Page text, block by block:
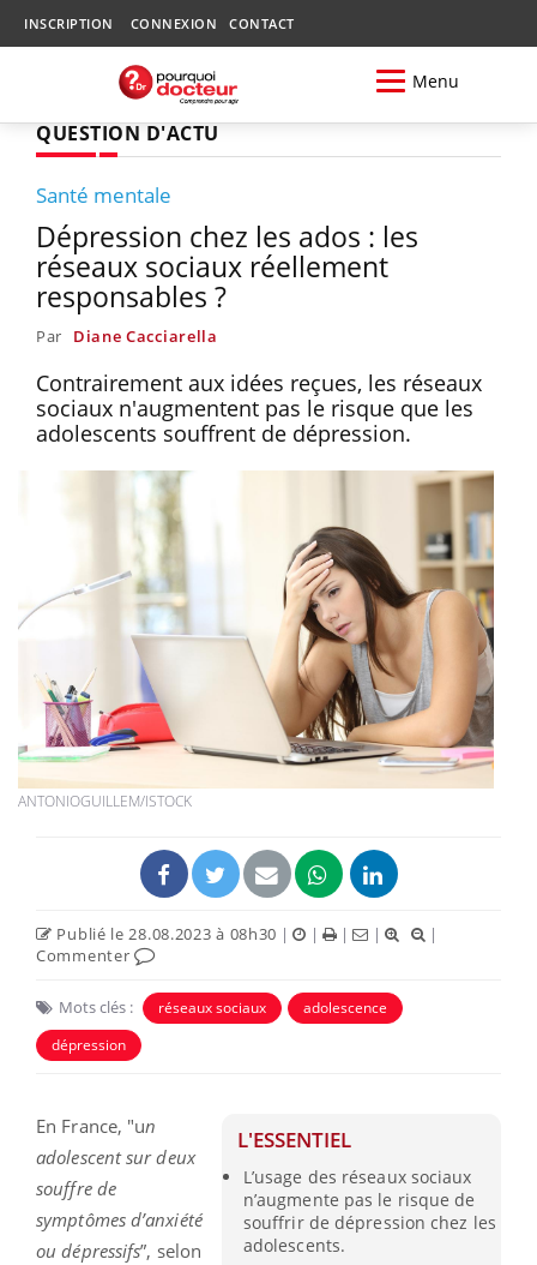
INSCRIPTION CONNEXION CONTACT
Menu
QUESTION D'ACTU
Santé mentale
Dépression chez les ados : les
réseaux sociaux réellement
responsables ?
Par Diane Cacciarella
Contrairement aux idées reçues, les réseaux
sociaux n'augmentent pas le risque que les
adolescents souffrent de dépression.
ANTONIOGUILLEM/ISTOCK
Publié le 28.08.2023 à 08h30 | | | |
|
Commenter
Mots clés : réseaux sociaux
adolescence
dépression
L'ESSENTIEL
L’usage des réseaux sociaux
n’augmente pas le risque de
souffrir de dépression chez les
adolescents.
En France, "un
adolescent sur deux
souffre de
symptômes d’anxiété
ou dépressifs”, selon